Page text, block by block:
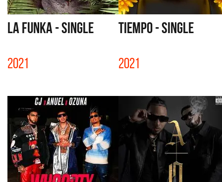
LA FUNKA - SINGLE
2021
TIEMPO - SINGLE
2021